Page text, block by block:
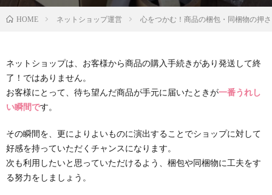
HOME ネットショップ運営 心をつかむ！商品の梱包・同梱物の押
ネットショップは、お客様から商品の購入手続きがあり発送して終
了！ではありません。
お客様にとって、待ち望んだ商品が手元に届いたときが一番うれし
い瞬間です。
その瞬間を、更によりよいものに演出することでショップに対して
好感を持っていただくチャンスになります。
次も利用したいと思っていただけるよう、梱包や同梱物に工夫をす
る努力をしましょう。